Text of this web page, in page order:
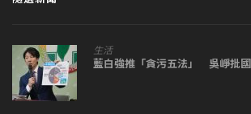
生活
藍白強推「貪污五法」 吳崢批